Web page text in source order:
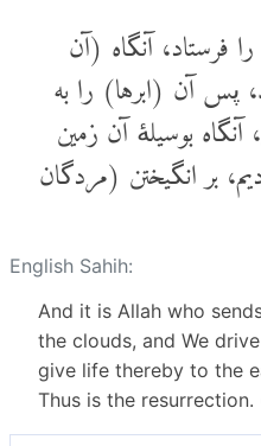
فرستاد، آنگاه (آن
پس آن (ابر‌ها) را به
بوسیلۀ آن زمین
بر انگیختن (مردگان
English Sahih:
And it is Allah who
the clouds, and We
give life thereby to the
Thus is the resurrection.